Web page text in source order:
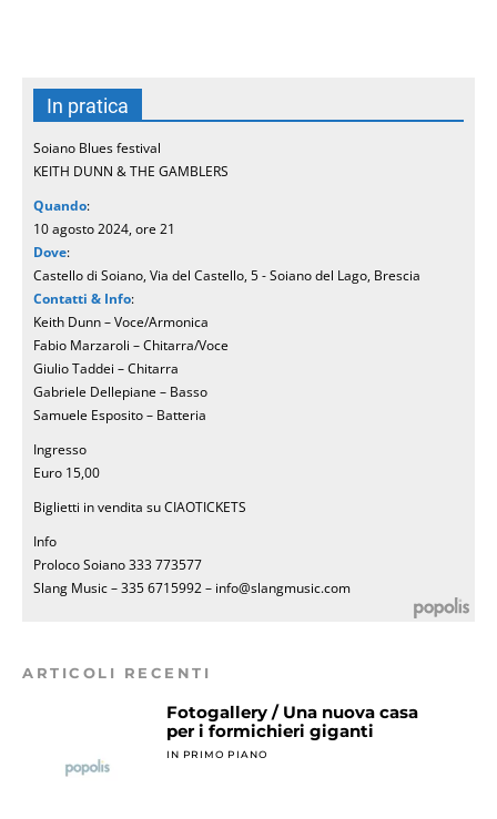
In pratica
Soiano Blues festival
KEITH DUNN & THE GAMBLERS
Quando:
10 agosto 2024, ore 21
Dove:
Castello di Soiano, Via del Castello, 5 - Soiano del Lago, Brescia
Contatti & Info:
Keith Dunn – Voce/Armonica
Fabio Marzaroli – Chitarra/Voce
Giulio Taddei – Chitarra
Gabriele Dellepiane – Basso
Samuele Esposito – Batteria
Ingresso
Euro 15,00
Biglietti in vendita su CIAOTICKETS
Info
Proloco Soiano 333 773577
Slang Music – 335 6715992 – info@slangmusic.com
ARTICOLI RECENTI
Fotogallery / Una nuova casa
per i formichieri giganti
IN PRIMO PIANO